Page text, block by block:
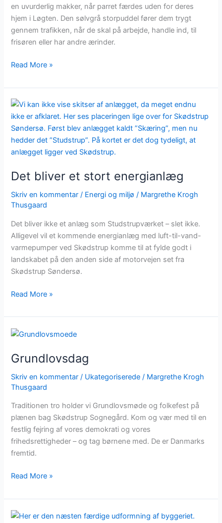
en uvurderlig makker, når parret færdes uden for deres
hjem i Løgten. Den sølvgrå storpuddel fører dem trygt
gennem trafikken, når de skal på arbejde, handle ind, til
frisøren eller har andre ærinder.
Read More »
Det bliver et stort energianlæg
Skriv en kommentar / Energi og miljø / Margrethe Krogh
Thusgaard
Det bliver ikke et anlæg som Studstrupværket – slet ikke.
Alligevel vil et kommende energianlæg med luft-til-vand-
varmepumper ved Skødstrup komme til at fylde godt i
landskabet på den anden side af motorvejen set fra
Skødstrup Søndersø.
Det
bliver
et
stort
energianlæg
Read More »
Grundlovsdag
Skriv en kommentar / Ukategoriserede / Margrethe Krogh
Thusgaard
Traditionen tro holder vi Grundlovsmøde og folkefest på
plænen bag Skødstrup Sognegård. Kom og vær med til en
festlig fejring af vores demokrati og vores
frihedsrettigheder – og tag børnene med. De er Danmarks
fremtid.
Grundlovsdag
Read More »
Sådan